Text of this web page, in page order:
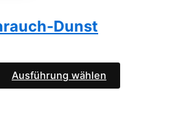
Dunst
Ausführung wählen